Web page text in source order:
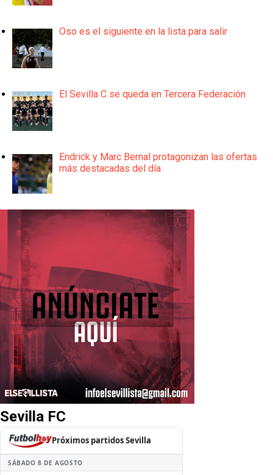
Oso es el siguiente en la lista para salir
El Sevilla C se queda en Tercera Federación
Endrick y Marc Bernal protagonizan las ofertas
más destacadas del día
Sevilla FC